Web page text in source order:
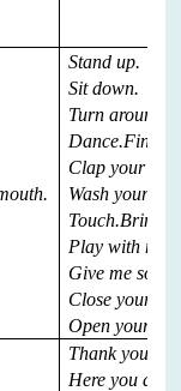
Stand up.
Sit down.
Turn around.
Dance.Find…!
Clap your
Wash your
Play with me!
Give me
Close your
Open your
Thank you.
Here you are.